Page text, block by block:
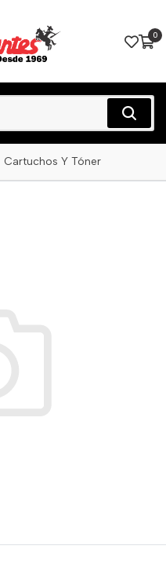
0
Cartuchos Y Tóner